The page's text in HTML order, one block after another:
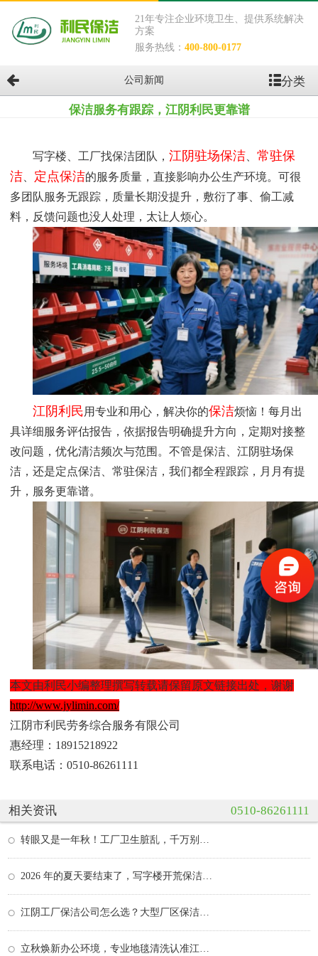
21年专注企业环境卫生、提供系统解决
方案
服务热线：400-800-0177
公司新闻 分类
保洁服务有跟踪，江阴利民更靠谱
写字楼、工厂找保洁团队， 江阴驻场保洁
常驻保
洁
定点保洁的服务质量，直接影响办公生产环境。可很
多团队服务无跟踪，质量长期没提升，敷衍了事、偷工减
料，反馈问题也没人处理，太让人烦心。
江阴利民用专业和用心，解决你的保洁烦恼！每月出
具详细服务评估报告，依据报告明确提升方向，定期对接整
改问题，优化清洁频次与范围。不管是保洁、江阴驻场保
洁，还是定点保洁、常驻保洁，我们都全程跟踪，月月有提
升，服务更靠谱。
本文由利民小编整理撰写转载请保留原文链接出处，谢谢
http://www.jylimin.com/
江阴市利民劳务综合服务有限公司
惠经理：18915218922
联系电话：0510-86261111
相关资讯 0510-86261111